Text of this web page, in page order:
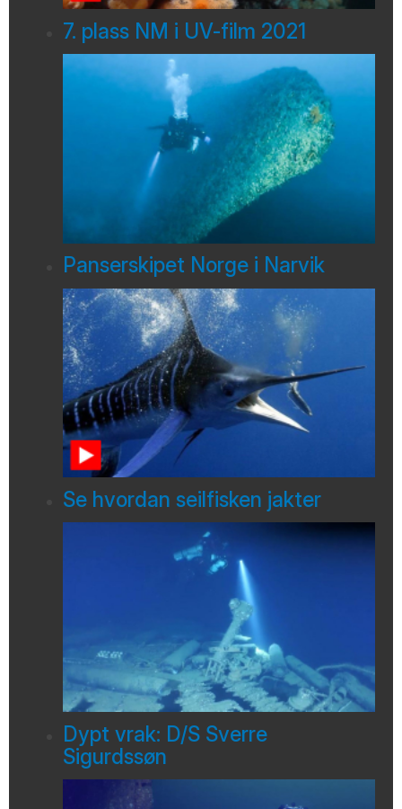
7. plass NM i UV-film 2021
Panserskipet Norge i Narvik
Se hvordan seilfisken jakter
Dypt vrak: D/S Sverre
Sigurdssøn